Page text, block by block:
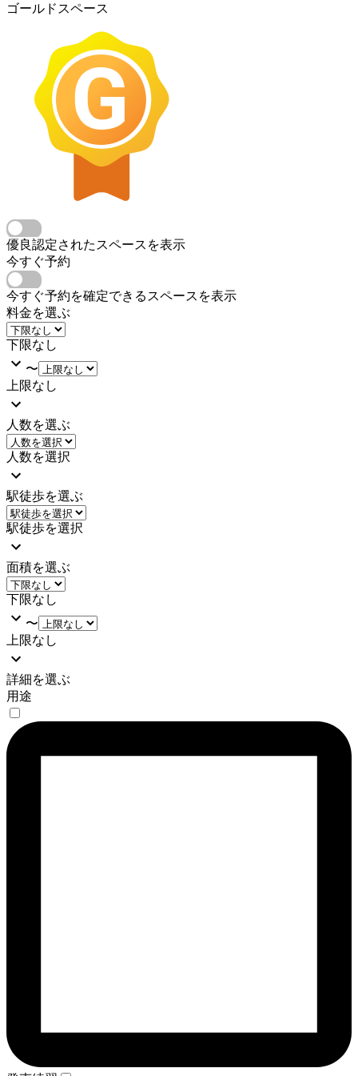
ゴールドスペース
優良認定されたスペースを表示
今すぐ予約
今すぐ予約を確定できるスペースを表示
料金を選ぶ
下限なし
〜
上限なし
人数を選ぶ
人数を選択
駅徒歩を選ぶ
駅徒歩を選択
面積を選ぶ
下限なし
〜
上限なし
詳細を選ぶ
用途